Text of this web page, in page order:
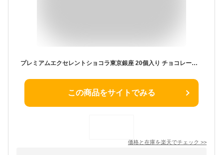
プレミアムエクセレントショコラ東京銀座 20個入り チョコレート おかし 東京お土産 個包装 贈答用 東京バナナ コラボ 三洋堂 焼きチョコ クッキー風 焦がしショコラ ギフト 手土産 Tokyo Banana
この商品をサイトでみる
価格と在庫を楽天でチェック >>